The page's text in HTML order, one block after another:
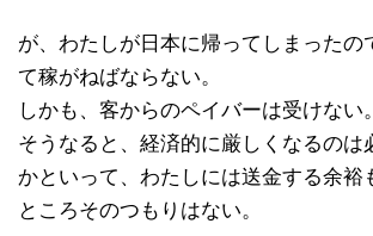
が、わたしが日本に帰ってしまったの
て稼がねばならない。
しかも、客からのペイバーは受けない。
そうなると、経済的に厳しくなるのは
かといって、わたしには送金する余裕
ところそのつもりはない。